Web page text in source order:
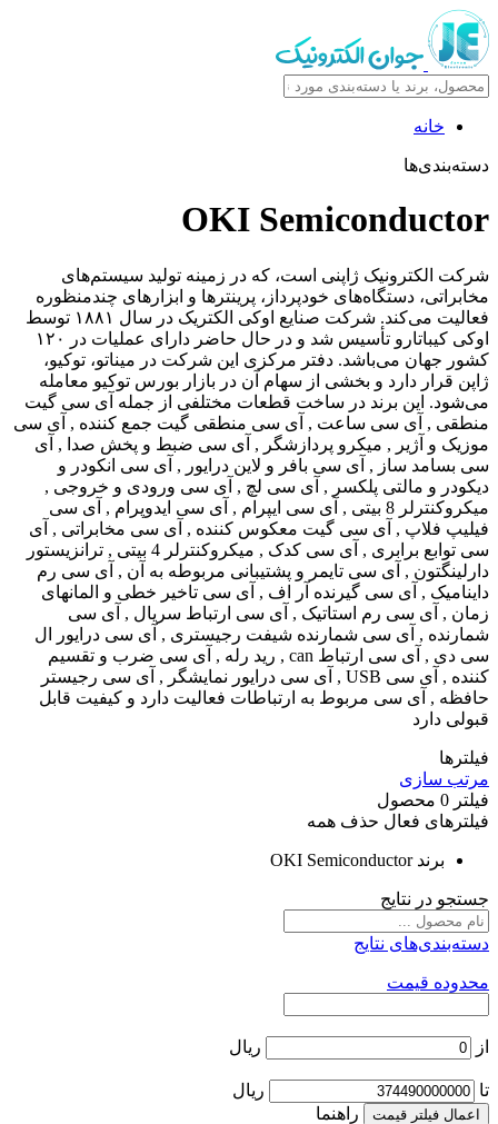
خانه
دسته‌بندی‌ها
OKI Semiconductor
شرکت الکترونیک ژاپنی است، که در زمینه تولید سیستم‌های
مخابراتی، دستگاه‌های خودپرداز، پرینترها و ابزارهای چندمنظوره
فعالیت می‌کند. شرکت صنایع اوکی الکتریک در سال ۱۸۸۱ توسط
اوکی کیباتارو تأسیس شد و در حال حاضر دارای عملیات در ۱۲۰
کشور جهان می‌باشد. دفتر مرکزی این شرکت در میناتو، توکیو،
ژاپن قرار دارد و بخشی از سهام آن در بازار بورس توکیو معامله
می‌شود. این برند در ساخت قطعات مختلفی از جمله آی سی گیت
منطقی , آی سی ساعت , آی سی منطقی گیت جمع کننده , آی سی
موزیک و آژیر , میکرو پردازشگر , آی سی ضبط و پخش صدا , آی
سی بسامد ساز , آی سی بافر و لاین درایور , آی سی انکودر و
دیکودر و مالتی پلکسر , آی سی لچ , آی سی ورودی و خروجی ,
میکروکنترلر 8 بیتی , آی سی ایپرام , آی سی ایدوپرام , آی سی
فیلیپ فلاپ , آی سی گیت معکوس کننده , آی سی مخابراتی , آی
سی توابع برابری , آی سی کدک , میکروکنترلر 4 بیتی , ترانزیستور
دارلینگتون , آی سی تایمر و پشتیبانی مربوطه به آن , آی سی رم
داینامیک , آی سی گیرنده آر اف , آی سی تاخیر خطی و المانهای
زمان , آی سی رم استاتیک , آی سی ارتباط سریال , آی سی
شمارنده , آی سی شمارنده شیفت رجیستری , آی سی درایور ال
سی دی , آی سی ارتباط can , رید رله , آی سی ضرب و تقسیم
کننده , آی سی USB , آی سی درایور نمایشگر , آی سی رجیستر
حافظه , آی سی مربوط به ارتباطات فعالیت دارد و کیفیت قابل
قبولی دارد
فیلترها
مرتب سازی
فیلتر 0 محصول
فیلترهای فعال حذف همه
برند OKI Semiconductor
جستجو در نتایج
دسته‌بندی‌های نتایج
محدوده قیمت
از ریال
تا ریال
اعمال فیلتر قیمت
راهنما